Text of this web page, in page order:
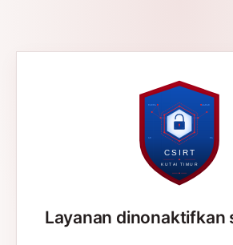
Layanan dinonaktifkan